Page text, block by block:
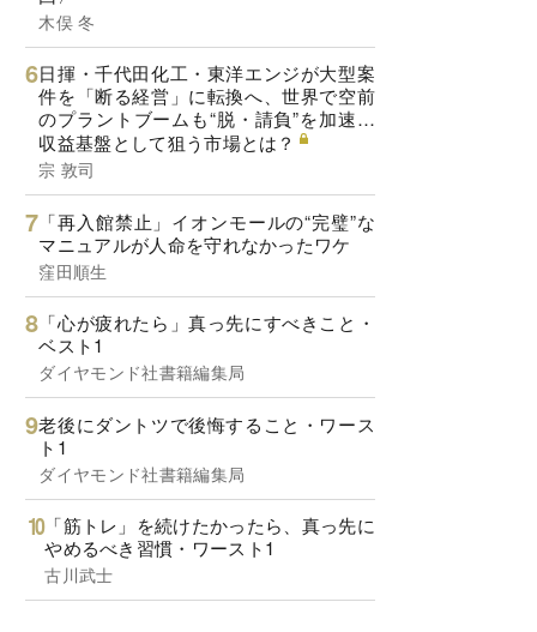
木俣 冬
日揮・千代田化工・東洋エンジが大型案
件を「断る経営」に転換へ、世界で空前
のプラントブームも“脱・請負”を加速…
収益基盤として狙う市場とは？
宗 敦司
「再入館禁止」イオンモールの“完璧”な
マニュアルが人命を守れなかったワケ
窪田順生
「心が疲れたら」真っ先にすべきこと・
ベスト1
ダイヤモンド社書籍編集局
老後にダントツで後悔すること・ワース
ト1
ダイヤモンド社書籍編集局
「筋トレ」を続けたかったら、真っ先に
やめるべき習慣・ワースト1
古川武士